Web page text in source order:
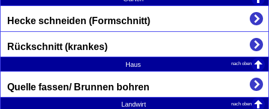
Hecke schneiden (Formschnitt)
Rückschnitt (krankes)
Haus nach oben
Quelle fassen/ Brunnen bohren
Landwirt nach oben